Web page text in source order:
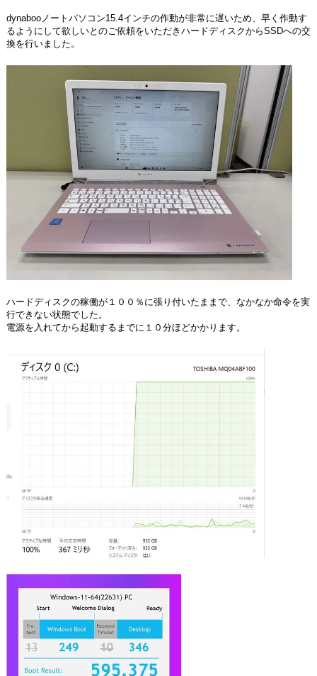
dynabooノートパソコン15.4インチの作動が非常に遅いため、早く作動す
るようにして欲しいとのご依頼をいただきハードディスクからSSDへの交
換を行いました。
ハードディスクの稼働が１００％に張り付いたままで、なかなか命令を実
行できない状態でした。
電源を入れてから起動するまでに１０分ほどかかります。